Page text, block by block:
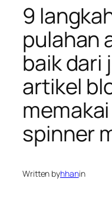
9
pulahan
baik dari
artikel
spinner
Written byhhanin